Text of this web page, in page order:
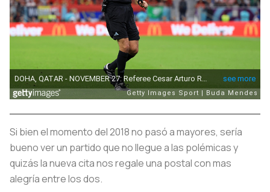
Si bien el momento del 2018 no pasó a mayores, sería
bueno ver un partido que no llegue a las polémicas y
quizás la nueva cita nos regale una postal con mas
alegría entre los dos.